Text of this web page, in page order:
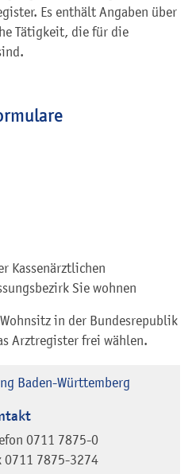
Es enthält Angaben über
Tätigkeit, die für die
Kassenärztlichen
Sie wohnen
in der Bundesrepublik
Arztregister frei wählen.
Baden-Württemberg
0711 7875-0
0711 7875-3274